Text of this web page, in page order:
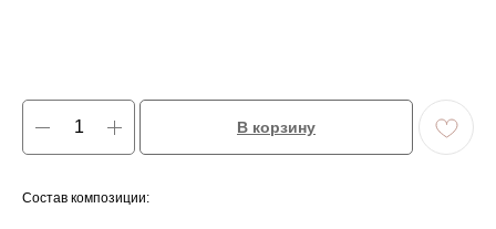
В корзину
Состав композиции: